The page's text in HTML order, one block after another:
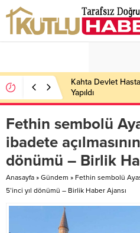
Kahta Devlet
Yapıldı
Fethin sembolü
ibadete
dönümü – Birlik
Anasayfa » Gündem » Fethin sembolü
5’inci yıl dönümü – Birlik Haber Ajansı